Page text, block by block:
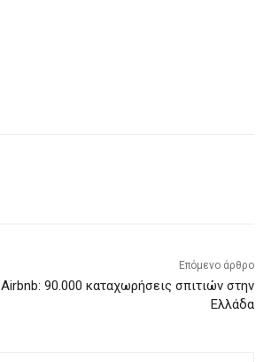
Επόμενο άρθρο
Airbnb: 90.000 καταχωρήσεις σπιτιών στην
Ελλάδα